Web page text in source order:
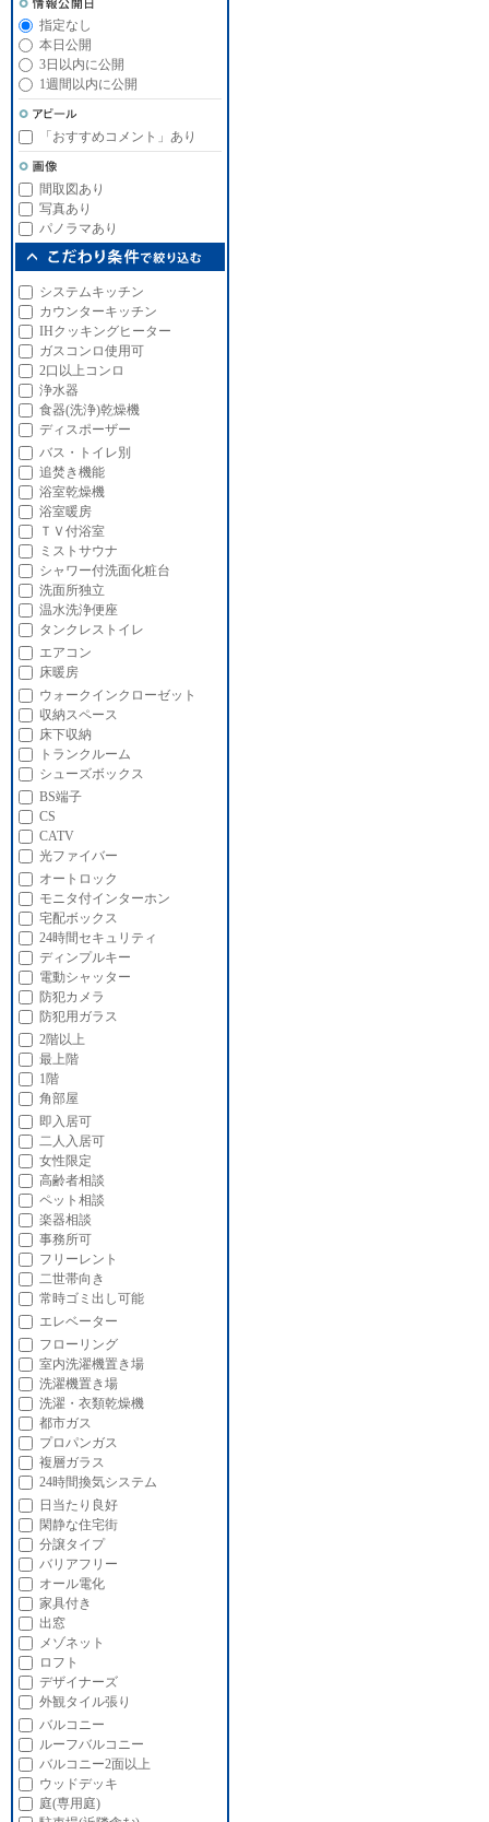
指定なし
本日公開
3日以内に公開
1週間以内に公開
「おすすめコメント」あり
間取図あり
写真あり
パノラマあり
システムキッチン
カウンターキッチン
IHクッキングヒーター
ガスコンロ使用可
2口以上コンロ
浄水器
食器(洗浄)乾燥機
ディスポーザー
バス・トイレ別
追焚き機能
浴室乾燥機
浴室暖房
ＴＶ付浴室
ミストサウナ
シャワー付洗面化粧台
洗面所独立
温水洗浄便座
タンクレストイレ
エアコン
床暖房
ウォークインクローゼット
収納スペース
床下収納
トランクルーム
シューズボックス
BS端子
CS
CATV
光ファイバー
オートロック
モニタ付インターホン
宅配ボックス
24時間セキュリティ
ディンプルキー
電動シャッター
防犯カメラ
防犯用ガラス
2階以上
最上階
1階
角部屋
即入居可
二人入居可
女性限定
高齢者相談
ペット相談
楽器相談
事務所可
フリーレント
二世帯向き
常時ゴミ出し可能
エレベーター
フローリング
室内洗濯機置き場
洗濯機置き場
洗濯・衣類乾燥機
都市ガス
プロパンガス
複層ガラス
24時間換気システム
日当たり良好
閑静な住宅街
分譲タイプ
バリアフリー
オール電化
家具付き
出窓
メゾネット
ロフト
デザイナーズ
外観タイル張り
バルコニー
ルーフバルコニー
バルコニー2面以上
ウッドデッキ
庭(専用庭)